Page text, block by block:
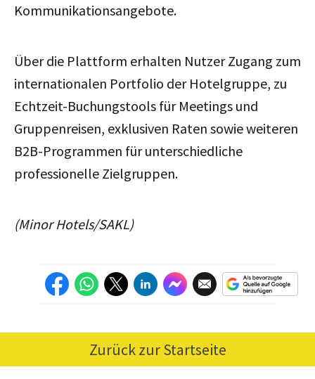
Kommunikationsangebote.
Über die Plattform erhalten Nutzer Zugang zum
internationalen Portfolio der Hotelgruppe, zu
Echtzeit-Buchungstools für Meetings und
Gruppenreisen, exklusiven Raten sowie weiteren
B2B-Programmen für unterschiedliche
professionelle Zielgruppen.
(Minor Hotels/SAKL)
Zurück zur Startseite